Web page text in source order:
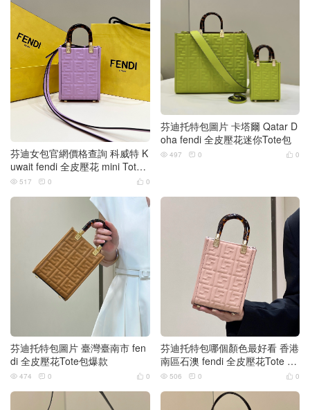
芬迪女包官網價格查詢 科威特 K
uwait fendi 全皮壓花 mini Tote
包
 0
 517  0
芬迪托特包圖片 卡塔爾 Qatar D
oha fendi 全皮壓花迷你Tote包
 0
 497  0
芬迪托特包圖片 臺灣臺南市 fen
di 全皮壓花Tote包爆款
 0
 474  0
芬迪托特包哪個顏色最好看 香港
南區石澳 fendi 全皮壓花Tote 琥
珀手挽購物袋
 0
 506  0